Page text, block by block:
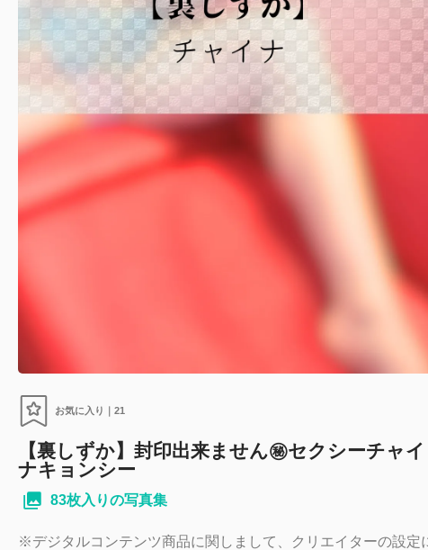
お気に入り｜ 21
【裏しずか】封印出来ません㊙️セクシーチャイ
ナキョンシー
83枚入りの写真集
※デジタルコンテンツ商品に関しまして、クリエイターの設定